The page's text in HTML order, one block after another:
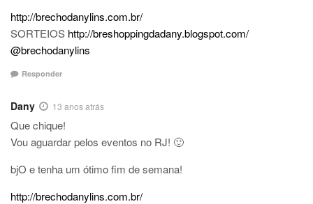
http://brechodanylins.com.br/
SORTEIOS http://breshoppingdadany.blogspot.com/
@brechodanylins
Responder
Dany 13 anos atrás
Que chique!
Vou aguardar pelos eventos no RJ! 🙂
bjO e tenha um ótimo fim de semana!
http://brechodanylins.com.br/